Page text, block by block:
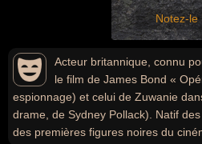
Notez-le
Acteur britannique, connu
le film de James Bond «
espionnage) et celui de Zuwanie
drame, de Sydney Pollack). Natif
des premières figures noires du